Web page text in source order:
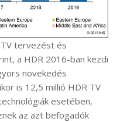
tervezést és
a HDR 2016-ban kezdi
növekedés
is 12,5 millió HDR TV
esetében,
az azt befogadók